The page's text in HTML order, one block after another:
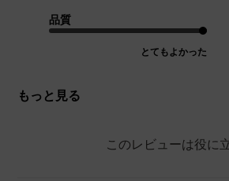
品質
とてもよかった
もっと見る
このレビューは役に